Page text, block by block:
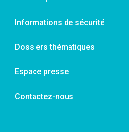
Informations de sécurité
Dossiers thématiques
Espace presse
Contactez-nous